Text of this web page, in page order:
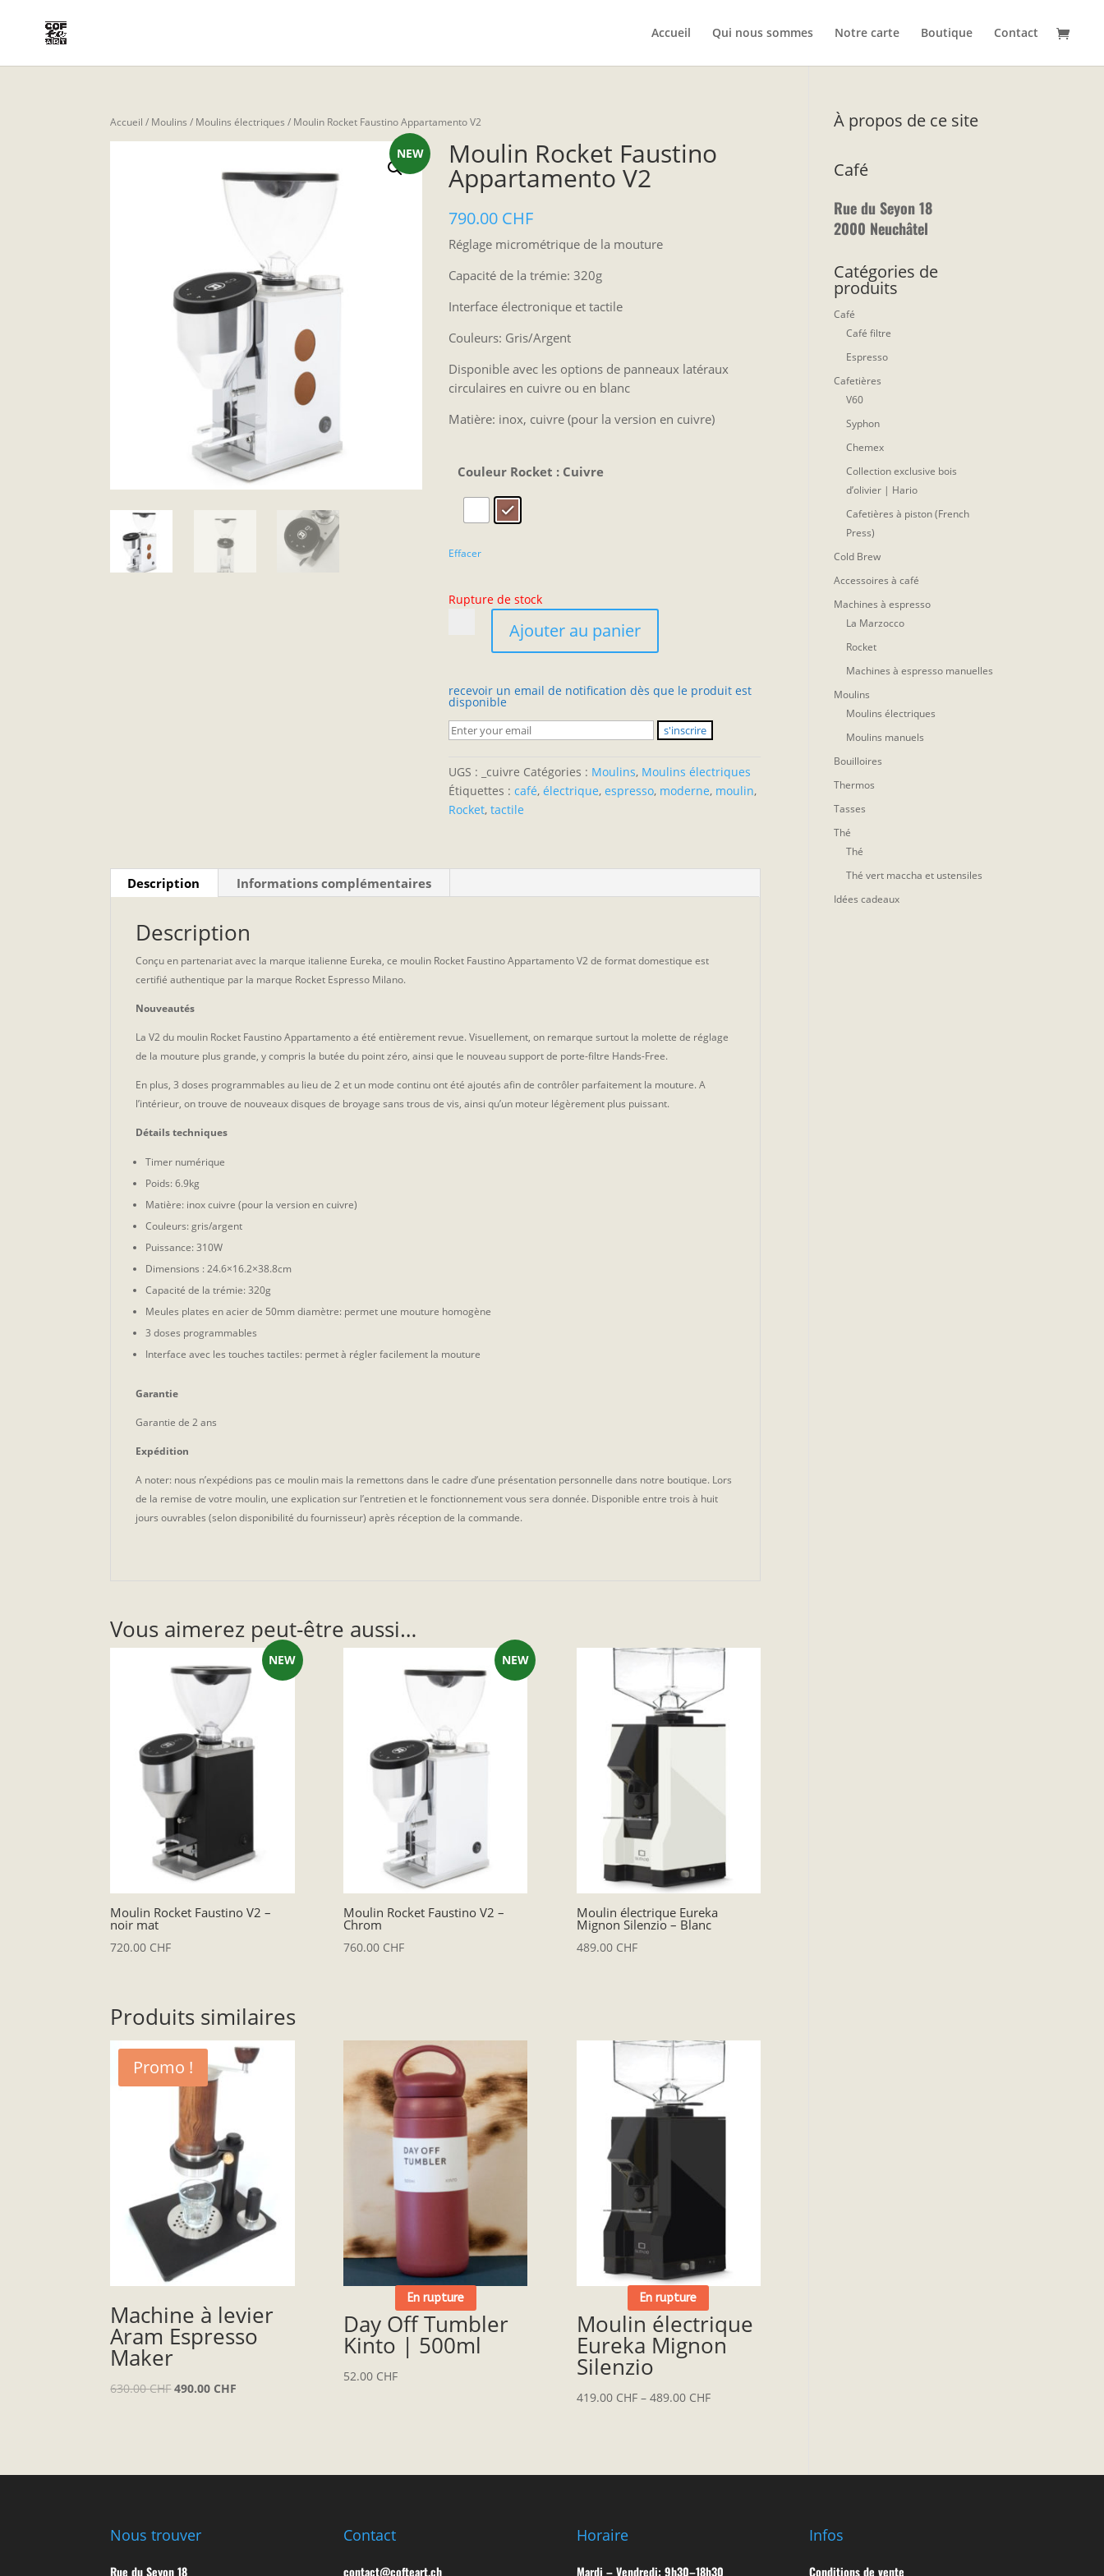
Accueil Qui nous sommes Notre carte Boutique Contact
Accueil / Moulins / Moulins électriques / Moulin Rocket Faustino Appartamento V2
NEW Moulin Rocket Faustino
Appartamento V2
790.00 CHF
Réglage micrométrique de la mouture
Capacité de la trémie: 320g
Interface électronique et tactile
Couleurs: Gris/Argent
Disponible avec les options de panneaux latéraux
circulaires en cuivre ou en blanc
Matière: inox, cuivre (pour la version en cuivre)
Couleur Rocket : Cuivre
Effacer
Rupture de stock
Faustino
Appartamento
V2
Ajouter au panier
recevoir un email de notification dès que le produit est
disponible
s'inscrire
UGS : _cuivre Catégories : Moulins, Moulins électriques
Étiquettes :café,électrique,espresso, moderne, moulin,
Rocket,tactile
Description Informations complémentaires
Description
Conçu en partenariat avec la marque italienne Eureka, ce moulin Rocket Faustino Appartamento V2 de format domestique est
certifié authentique par la marque Rocket Espresso Milano.
Nouveautés
La V2 du moulin Rocket Faustino Appartamento a été entièrement revue. Visuellement, on remarque surtout la molette de réglage
de la mouture plus grande, y compris la butée du point zéro, ainsi que le nouveau support de porte-filtre Hands-Free.
En plus, 3 doses programmables au lieu de 2 et un mode continu ont été ajoutés afin de contrôler parfaitement la mouture. A
l’intérieur, on trouve de nouveaux disques de broyage sans trous de vis, ainsi qu’un moteur légèrement plus puissant.
Détails techniques
Timer numérique
Poids: 6.9kg
Matière: inox cuivre (pour la version en cuivre)
Couleurs: gris/argent
Puissance: 310W
Dimensions : 24.6×16.2×38.8cm
Capacité de la trémie: 320g
Meules plates en acier de 50mm diamètre: permet une mouture homogène
3 doses programmables
Interface avec les touches tactiles: permet à régler facilement la mouture
Garantie
Garantie de 2 ans
Expédition
A noter: nous n’expédions pas ce moulin mais la remettons dans le cadre d’une présentation personnelle dans notre boutique. Lors
de la remise de votre moulin, une explication sur l’entretien et le fonctionnement vous sera donnée. Disponible entre trois à huit
jours ouvrables (selon disponibilité du fournisseur) après réception de la commande.
Vous aimerez peut-être aussi…
NEW
Moulin Rocket Faustino V2 –
noir mat
720.00 CHF
NEW
Moulin Rocket Faustino V2 –
Chrom
760.00 CHF
Moulin électrique Eureka
Mignon Silenzio – Blanc
489.00 CHF
Produits similaires
Promo !
Machine à levier
Aram Espresso
Maker
630.00CHF 490.00 CHF
En rupture
Day Off Tumbler
Kinto | 500ml
52.00 CHF
En rupture
Moulin électrique
Eureka Mignon
Silenzio
419.00 CHF– 489.00 CHF
À propos de ce site
Café
Rue du Seyon 18
2000 Neuchâtel
Catégories de
produits
Café
Café filtre
Espresso
Cafetières
V60
Syphon
Chemex
Collection exclusive bois
d’olivier | Hario
Cafetières à piston (French
Press)
Cold Brew
Accessoires à café
Machines à espresso
La Marzocco
Rocket
Machines à espresso manuelles
Moulins
Moulins électriques
Moulins manuels
Bouilloires
Thermos
Tasses
Thé
Thé
Thé vert maccha et ustensiles
Idées cadeaux
Nous trouver
Rue du Seyon 18
Contact
contact@cofteart.ch
Horaire
Mardi – Vendredi: 9h30–18h30
Infos
Conditions de vente